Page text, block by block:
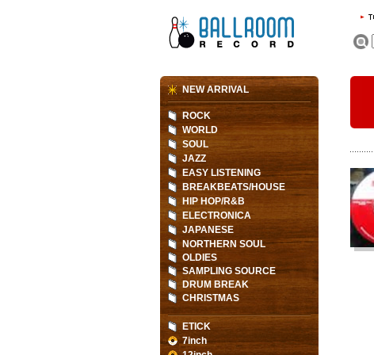
NEW ARRIVAL
ROCK
WORLD
SOUL
JAZZ
EASY LISTENING
BREAKBEATS/HOUSE
HIP HOP/R&B
ELECTRONICA
JAPANESE
NORTHERN SOUL
OLDIES
SAMPLING SOURCE
DRUM BREAK
CHRISTMAS
ETICK
7inch